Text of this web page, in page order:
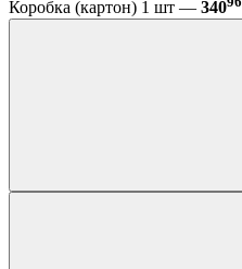
Коробка (картон) 1 шт — 340